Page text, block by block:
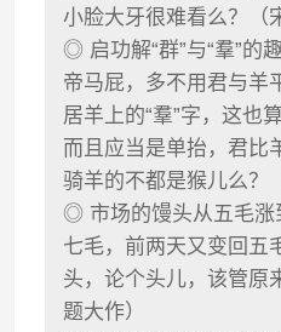
小脸大牙很难看么？（
◎ 启功解“群”与“羣”的
帝马屁，多不用君与羊
居羊上的“羣”字，这也
而且应当是单抬，君
骑羊的不都是猴儿么？
◎ 市场的馒头从五毛涨
七毛，前两天又变回
头，论个头儿，该管原
题大作）